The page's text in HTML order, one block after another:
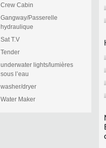
Crew Cabin
Gangway/Passerelle
hydraulique
Sat T.V
Tender
underwater lights/lumières
sous l’eau
washer/dryer
Water Maker